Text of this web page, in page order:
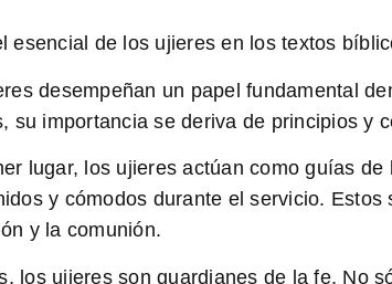
esencial de los ujieres en los textos
desempeñan un papel fundamental
su importancia se deriva de principios y
lugar, los ujieres actúan comoguías de
y cómodos durante el servicio.
y la comunión.
los ujieres son guardianes de la fe. No